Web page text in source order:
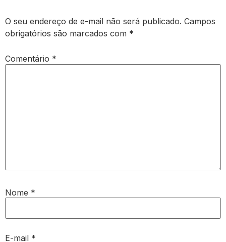
O seu endereço de e-mail não será publicado. Campos
obrigatórios são marcados com *
Comentário *
Nome *
E-mail *